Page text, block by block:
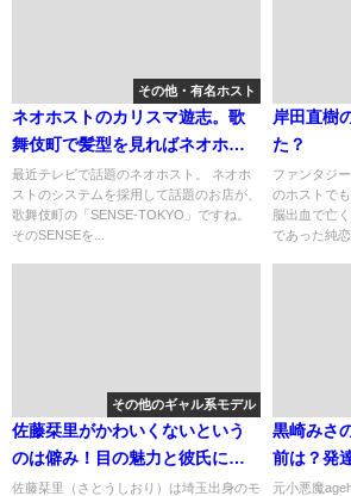
その他・有名ホスト
ネオホストのカリスマ遊志。歌
舞伎町で髪型を見ればネオホス
トを実感する！
最近テレビで話題のネオホスト。 ネオホ
ストのシステムを採用して話題のお店が、
歌舞伎町の「SENSE-TOKYO」ですね。
そのSENSEを...
岸田直樹
た？
ファンタジ
のホストで
脳出血で亡
であった純
その他のギャル系モデル
佐藤栞里がかわいくないという
のは僻み！目の魅力と彼氏につ
いて
佐藤栞里（さとうしおり）は埼玉出身のモ
黒崎みさ
前は？発
た
元小悪魔